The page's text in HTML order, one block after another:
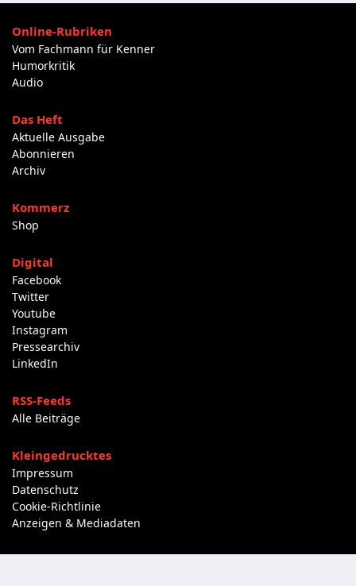
Online-Rubriken
Vom Fachmann für Kenner
Humorkritik
Audio
Das Heft
Aktuelle Ausgabe
Abonnieren
Archiv
Kommerz
Shop
Digital
Facebook
Twitter
Youtube
Instagram
Pressearchiv
LinkedIn
RSS-Feeds
Alle Beiträge
Kleingedrucktes
Impressum
Datenschutz
Cookie-Richtlinie
Anzeigen & Mediadaten